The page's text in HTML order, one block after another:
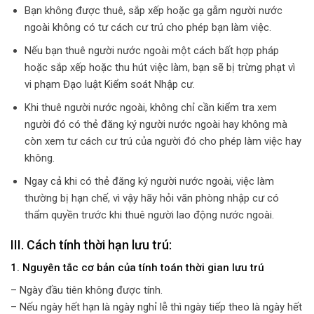
Bạn không được thuê, sắp xếp hoặc gạ gẫm người nước
ngoài không có tư cách cư trú cho phép bạn làm việc.
Nếu bạn thuê người nước ngoài một cách bất hợp pháp
hoặc sắp xếp hoặc thu hút việc làm, bạn sẽ bị trừng phạt vì
vi phạm Đạo luật Kiểm soát Nhập cư.
Khi thuê người nước ngoài, không chỉ cần kiểm tra xem
người đó có thẻ đăng ký người nước ngoài hay không mà
còn xem tư cách cư trú của người đó cho phép làm việc hay
không.
Ngay cả khi có thẻ đăng ký người nước ngoài, việc làm
thường bị hạn chế, vì vậy hãy hỏi văn phòng nhập cư có
thẩm quyền trước khi thuê người lao động nước ngoài.
III. Cách tính thời hạn lưu trú:
1. Nguyên tắc cơ bản của tính toán thời gian lưu trú
– Ngày đầu tiên không được tính.
– Nếu ngày hết hạn là ngày nghỉ lễ thì ngày tiếp theo là ngày hết